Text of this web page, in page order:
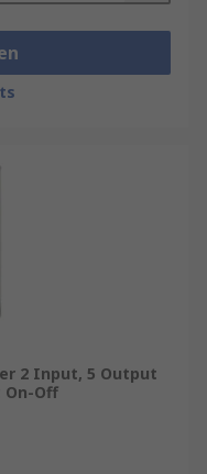
2 Input, 5 Output
On-Off